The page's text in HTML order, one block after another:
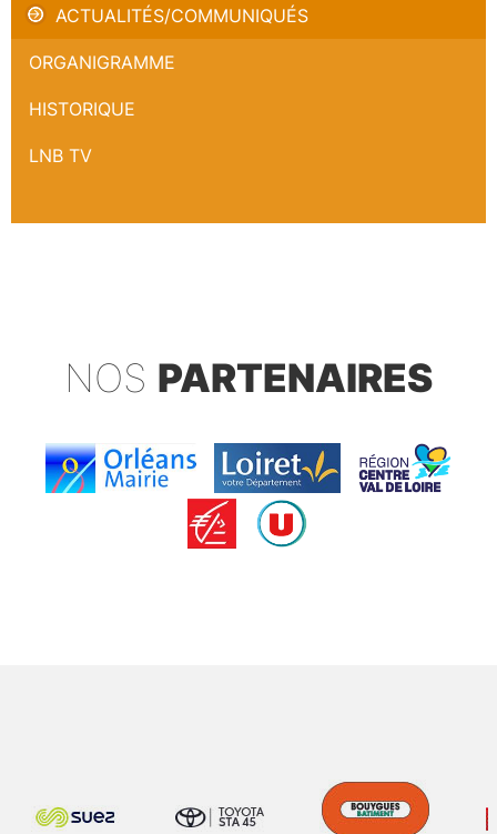
ACTUALITÉS/COMMUNIQUÉS
ORGANIGRAMME
HISTORIQUE
LNB TV
NOS PARTENAIRES